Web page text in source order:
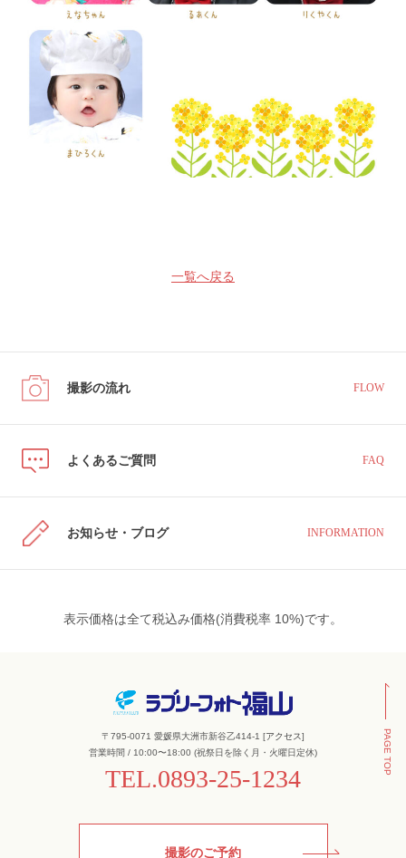
一覧へ戻る
撮影の流れ FLOW
よくあるご質問 FAQ
お知らせ・ブログ INFORMATION
表示価格は全て税込み価格(消費税率 10%)です。
〒795-0071 愛媛県大洲市新谷乙414-1 [アクセス]
営業時間 / 10:00〜18:00 (祝祭日を除く月・火曜日定休)
TEL.0893-25-1234
撮影のご予約
PAGE TOP